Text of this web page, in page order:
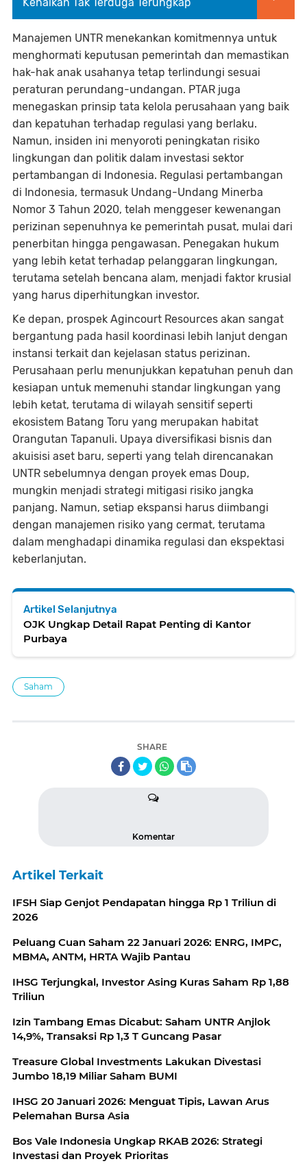
Manajemen UNTR menekankan komitmennya untuk
menghormati keputusan pemerintah dan memastikan
hak-hak anak usahanya tetap terlindungi sesuai
peraturan perundang-undangan. PTAR juga
menegaskan prinsip tata kelola perusahaan yang baik
dan kepatuhan terhadap regulasi yang berlaku.
Namun, insiden ini menyoroti peningkatan risiko
lingkungan dan politik dalam investasi sektor
pertambangan di Indonesia. Regulasi pertambangan
di Indonesia, termasuk Undang-Undang Minerba
Nomor 3 Tahun 2020, telah menggeser kewenangan
perizinan sepenuhnya ke pemerintah pusat, mulai dari
penerbitan hingga pengawasan. Penegakan hukum
yang lebih ketat terhadap pelanggaran lingkungan,
terutama setelah bencana alam, menjadi faktor krusial
yang harus diperhitungkan investor.
Ke depan, prospek Agincourt Resources akan sangat
bergantung pada hasil koordinasi lebih lanjut dengan
instansi terkait dan kejelasan status perizinan.
Perusahaan perlu menunjukkan kepatuhan penuh dan
kesiapan untuk memenuhi standar lingkungan yang
lebih ketat, terutama di wilayah sensitif seperti
ekosistem Batang Toru yang merupakan habitat
Orangutan Tapanuli. Upaya diversifikasi bisnis dan
akuisisi aset baru, seperti yang telah direncanakan
UNTR sebelumnya dengan proyek emas Doup,
mungkin menjadi strategi mitigasi risiko jangka
panjang. Namun, setiap ekspansi harus diimbangi
dengan manajemen risiko yang cermat, terutama
dalam menghadapi dinamika regulasi dan ekspektasi
keberlanjutan.
Artikel Selanjutnya
OJK Ungkap Detail Rapat Penting di Kantor
Purbaya
Saham
SHARE
Komentar
Artikel Terkait
IFSH Siap Genjot Pendapatan hingga Rp 1 Triliun di
2026
Peluang Cuan Saham 22 Januari 2026: ENRG, IMPC,
MBMA, ANTM, HRTA Wajib Pantau
IHSG Terjungkal, Investor Asing Kuras Saham Rp 1,88
Triliun
Izin Tambang Emas Dicabut: Saham UNTR Anjlok
14,9%, Transaksi Rp 1,3 T Guncang Pasar
Treasure Global Investments Lakukan Divestasi
Jumbo 18,19 Miliar Saham BUMI
IHSG 20 Januari 2026: Menguat Tipis, Lawan Arus
Pelemahan Bursa Asia
Bos Vale Indonesia Ungkap RKAB 2026: Strategi
Investasi dan Proyek Prioritas